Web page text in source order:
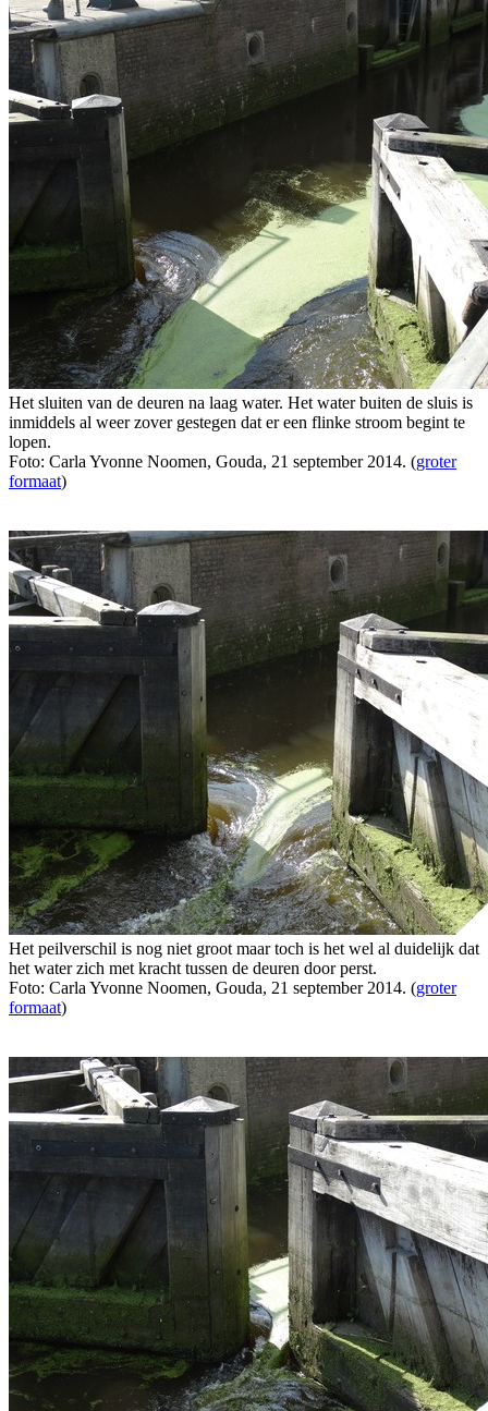
Het sluiten van de deuren na laag water. Het water buiten de sluis is
inmiddels al weer zover gestegen dat er een flinke stroom begint te
lopen.
Foto: Carla Yvonne Noomen, Gouda, 21 september 2014. (groter
formaat)
Het peilverschil is nog niet groot maar toch is het wel al duidelijk dat
het water zich met kracht tussen de deuren door perst.
Foto: Carla Yvonne Noomen, Gouda, 21 september 2014. (groter
formaat)